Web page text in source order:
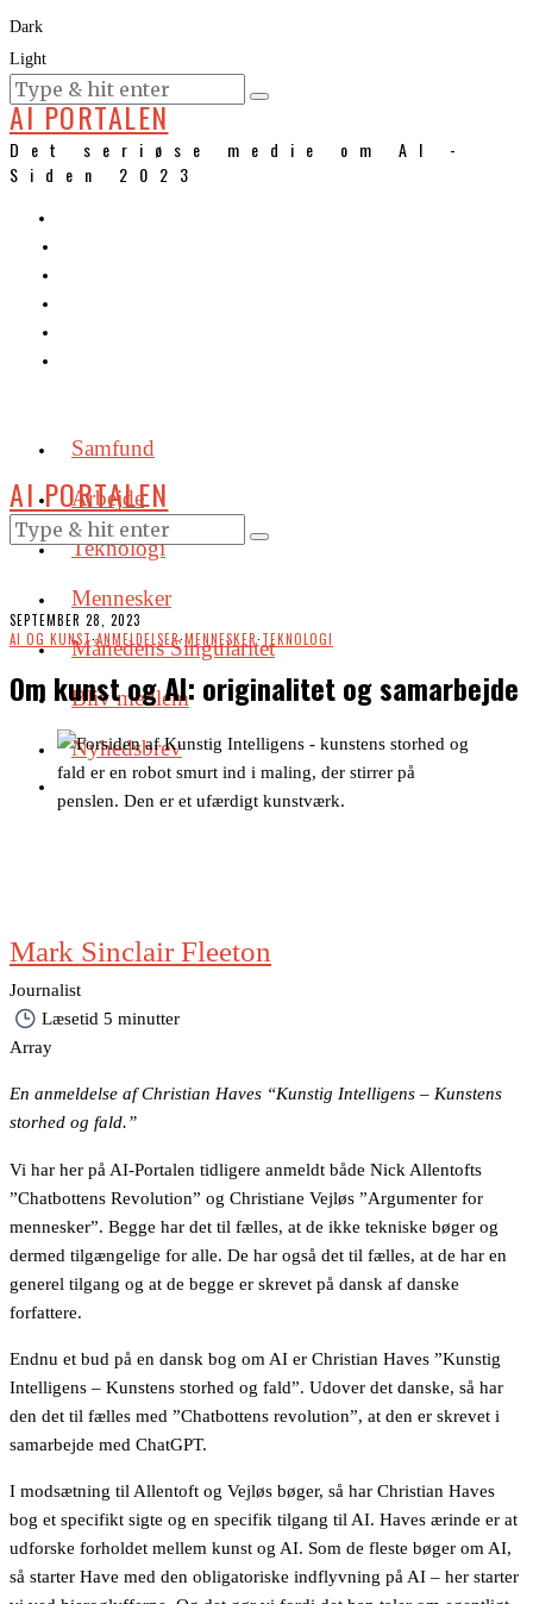
Dark
Light
KURSER
AI PORTALEN
Det seriøse medie om AI -
Siden 2023
Samfund
Arbejde
Teknologi
Mennesker
Månedens Singularitet
Bliv medlem
Nyhedsbrev
AI PORTALEN
SEPTEMBER 28, 2023
AI OG KUNST·ANMELDELSER·MENNESKER·TEKNOLOGI
Om kunst og AI: originalitet og samarbejde
Mark Sinclair Fleeton
Journalist
Læsetid 5 minutter
Array
En anmeldelse af Christian Haves “Kunstig Intelligens – Kunstens
storhed og fald.”
Vi har her på AI-Portalen tidligere anmeldt både Nick Allentofts
”Chatbottens Revolution” og Christiane Vejløs ”Argumenter for
mennesker”. Begge har det til fælles, at de ikke tekniske bøger og
dermed tilgængelige for alle. De har også det til fælles, at de har en
generel tilgang og at de begge er skrevet på dansk af danske
forfattere.
Endnu et bud på en dansk bog om AI er Christian Haves ”Kunstig
Intelligens – Kunstens storhed og fald”. Udover det danske, så har
den det til fælles med ”Chatbottens revolution”, at den er skrevet i
samarbejde med ChatGPT.
I modsætning til Allentoft og Vejløs bøger, så har Christian Haves
bog et specifikt sigte og en specifik tilgang til AI. Haves ærinde er at
udforske forholdet mellem kunst og AI. Som de fleste bøger om AI,
så starter Have med den obligatoriske indflyvning på AI – her starter